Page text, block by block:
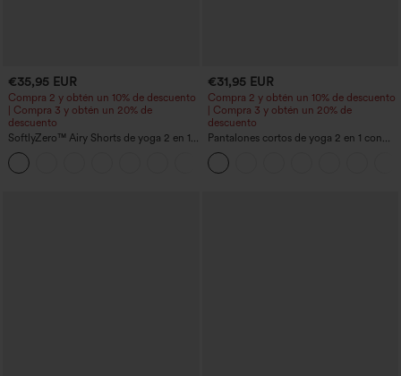
€35,95 EUR
Compra 2 y obtén un 10% de descuento
| Compra 3 y obtén un 20% de
descuento
SoftlyZero™ Airy Shorts de yoga 2 en 1
InstantCool de talle súper alto, 7" con
bolsillos
€31,95 EUR
Compra 2 y obtén un 10% de descuento
| Compra 3 y obtén un 20% de
descuento
Pantalones cortos de yoga 2 en 1 con
bolsillo trasero de talle muy alto y
bolsillo lateral oculto de 5&#39;&#39;
de longitud más larga